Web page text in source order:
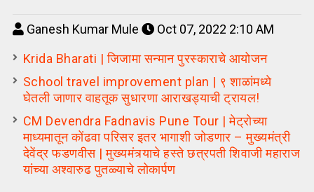
Ganesh Kumar Mule
Oct 07, 2022 2:10 AM
Krida Bharati | जिजामा सन्मान पुरस्काराचे आयोजन
School travel improvement plan | ९ शाळांमध्ये
घेतली जाणार वाहतूक सुधारणा आराखड्याची ट्रायल!
CM Devendra Fadnavis Pune Tour | मेट्रोच्या
माध्यमातून कोंढवा परिसर इतर भागाशी जोडणार – मुख्यमंत्री
देवेंद्र फडणवीस | मुख्यमंत्र्याचे हस्ते छत्रपती शिवाजी महाराज
यांच्या अश्वारुढ पुतळ्याचे लोकार्पण